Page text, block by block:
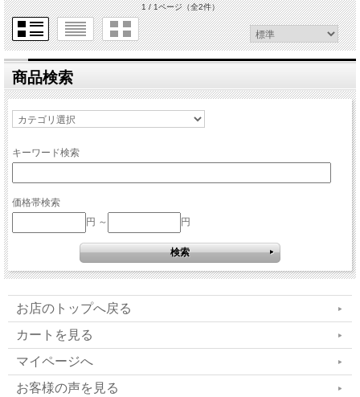
1 / 1ページ（全2件）
商品検索
キーワード検索
価格帯検索
円 ～
円
お店のトップへ戻る
カートを見る
マイページへ
お客様の声を見る